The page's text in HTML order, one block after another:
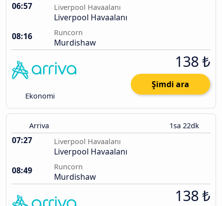
06:57 Liverpool Havaalanı
Liverpool Havaalanı
08:16
Runcorn
Murdishaw
Ekonomi
138 ₺
Şimdi ara
Arriva 1sa 22dk
07:27 Liverpool Havaalanı
Liverpool Havaalanı
08:49
Runcorn
Murdishaw
138 ₺